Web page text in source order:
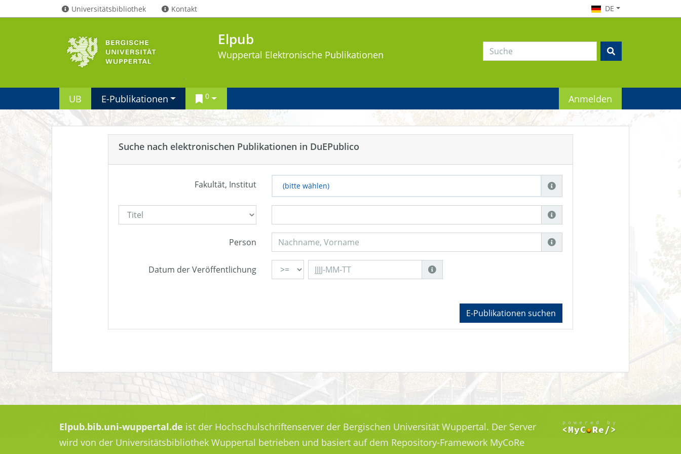
Universitätsbibliothek Kontakt DE
Elpub
Wuppertal Elektronische Publikationen
UB E-Publikationen 0 Anmelden
Suche nach elektronischen Publikationen in DuEPublico
Fakultät, Institut (bitte wählen)
Person
Datum der Veröffentlichung
E-Publikationen suchen
Elpub.bib.uni-wuppertal.de ist der Hochschulschriftenserver der Bergischen Universität Wuppertal. Der Server
wird von der Universitätsbibliothek Wuppertal betrieben und basiert auf dem Repository-Framework MyCoRe